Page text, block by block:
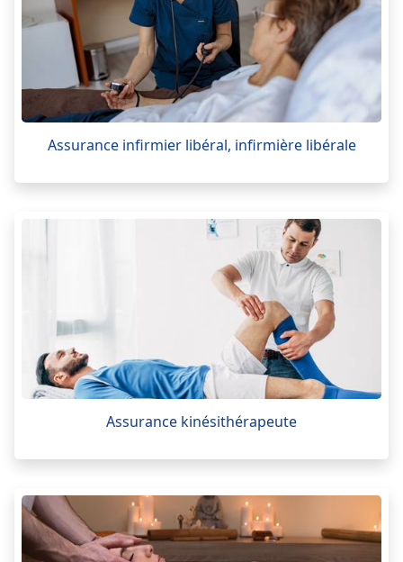
Assurance infirmier libéral, infirmière libérale
Assurance kinésithérapeute